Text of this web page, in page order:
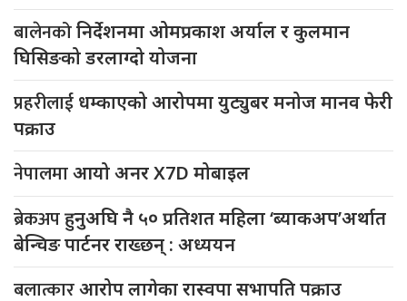
बालेनकोनिर्देशनमा ओमप्रकाश अर्याल र कुलमान
घिसिङको डरलाग्दो योजना
प्रहरीलाई धम्काएको आरोपमा युट्युबर मनोज मानव फेरी
पक्राउ
नेपालमाआयो अनर X7D मोबाइल
ब्रेकअपहुनुअघि नै ५० प्रतिशत महिला ‘ब्याकअप’अर्थात
बेन्चिङ पार्टनर राख्छन् : अध्ययन
बलात्कारआरोप लागेका रास्वपा सभापति पक्राउ